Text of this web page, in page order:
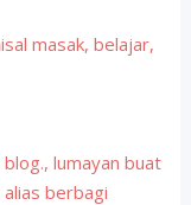
masak, belajar,
lumayan buat
berbagi